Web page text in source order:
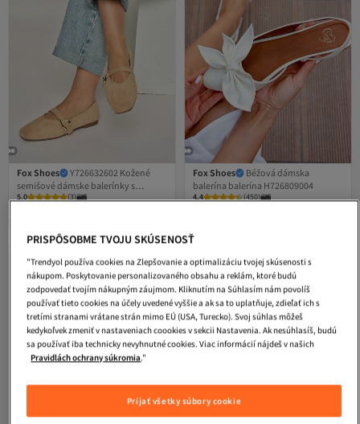
Fox Shoes
Y726632602 Kožené
semišové dámske balerínky s
detailom srdiečkovej spony
5.0 (3)
Fox Shoes
Béžová dámska
balerína balerína H726809004
4.4 (450)
PRISPÔSOBME TVOJU SKÚSENOSŤ
"Trendyol používa cookies na Zlepšovanie a optimalizáciu tvojej skúsenosti s
nákupom. Poskytovanie personalizovaného obsahu a reklám, ktoré budú
zodpovedať tvojím nákupným záujmom. Kliknutím na Súhlasím nám povolíš
používať tieto cookies na účely uvedené vyššie a ak sa to uplatňuje, zdieľať ich s
tretími stranami vrátane strán mimo EÚ (USA, Turecko). Svoj súhlas môžeš
kedykoľvek zmeniť v nastaveniach coookies v sekcii Nastavenia. Ak nesúhlasíš, budú
sa používať iba technicky nevyhnutné cookies. Viac informácií nájdeš v našich
Pravidlách ochrany súkromia."
Prijať všetky súbory cookie